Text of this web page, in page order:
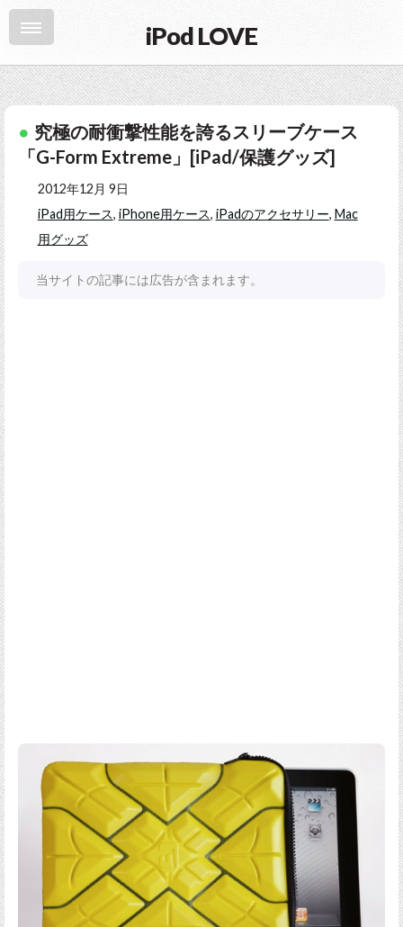
iPod LOVE
究極の耐衝撃性能を誇るスリーブケース
「G-Form Extreme」[iPad/保護グッズ]
2012年12月 9日
iPad用ケース, iPhone用ケース, iPadのアクセサリー, Mac
用グッズ
当サイトの記事には広告が含まれます。